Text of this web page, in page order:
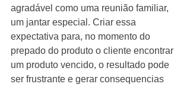
agradável como uma reunião familiar,
um jantar especial. Criar essa
expectativa para, no momento do
prepado do produto o cliente encontrar
um produto vencido, o resultado pode
ser frustrante e gerar consequencias